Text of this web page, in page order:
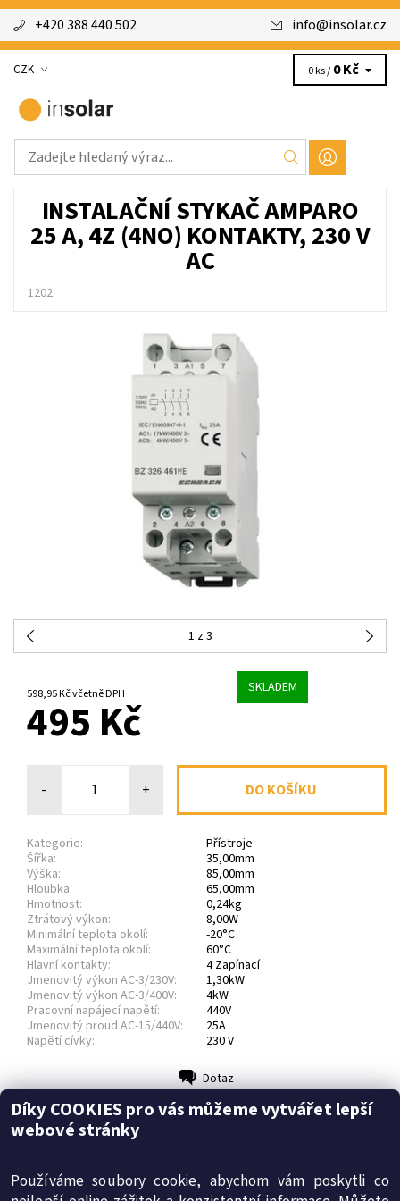
+420 388 440 502 info@insolar.cz
CZK 0 ks / 0 Kč
INSTALAČNÍ STYKAČ AMPARO
25 A, 4Z (4NO) KONTAKTY, 230 V
AC
1202
1 z 3
598,95 Kč včetně DPH SKLADEM
495 Kč
- +
Kategorie:
Přístroje
Šířka:
35,00mm
Výška:
85,00mm
Hloubka:
65,00mm
Hmotnost:
0,24kg
Ztrátový výkon:
8,00W
Minimální teplota okolí:
-20°C
Maximální teplota okolí:
60°C
Hlavní kontakty:
4 Zapínací
Jmenovitý výkon AC-3/230V:
1,30kW
Jmenovitý výkon AC-3/400V:
4kW
Pracovní napájecí napětí:
440V
Jmenovitý proud AC-15/440V:
25A
Napětí cívky:
230 V
Tisk
Dotaz
Soubory
Diskuze
Technický list (259.9 kB)
Přidat komentář
Díky COOKIES pro vás můžeme vytvářet lepší
webové stránky
Používáme soubory cookie, abychom vám poskytli co